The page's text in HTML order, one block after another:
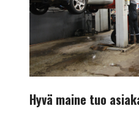
Hyvä maine tuo